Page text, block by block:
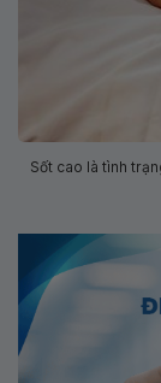
Sốt cao là tình